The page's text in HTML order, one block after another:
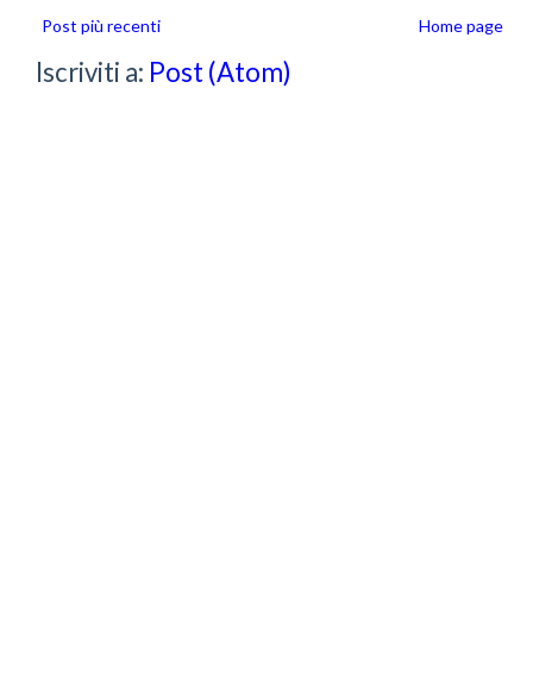
Post più recenti Home page
Iscriviti a: Post (Atom)